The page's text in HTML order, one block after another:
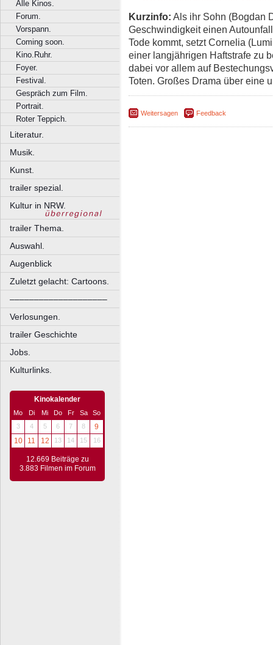
Alle Kinos.
Forum.
Vorspann.
Coming soon.
Kino.Ruhr.
Foyer.
Festival.
Gespräch zum Film.
Portrait.
Roter Teppich.
Literatur.
Musik.
Kunst.
trailer spezial.
Kultur in NRW.
trailer Thema.
Auswahl.
Augenblick
Zuletzt gelacht: Cartoons.
––––––––––––––––––––
Verlosungen.
trailer Geschichte
Jobs.
Kulturlinks.
Kinokalender
Mo Di Mi Do Fr Sa
So
3
4 5 6 7 8
9
10
11 12 13 14 15 16
12.669 Beiträge zu
3.883 Filmen im Forum
Kurzinfo: Als ihr Sohn (Bogdan
Geschwindigkeit einen
Tode kommt, setzt Cornelia
einer langjährigen Haftstrafe zu
dabei vor allem auf
Toten. Großes Drama über eine
Weitersagen Feedback